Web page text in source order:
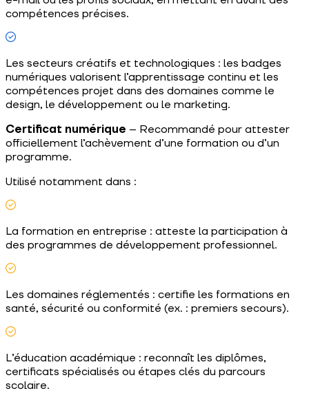
compétences précises.
Les secteurs créatifs et technologiques : les badges
numériques valorisent l’apprentissage continu et les
compétences projet dans des domaines comme le
design, le développement ou le marketing.
Certificat numérique – Recommandé pour attester
officiellement l’achèvement d’une formation ou d’un
programme.
Utilisé notamment dans :
La formation en entreprise : atteste la participation à
des programmes de développement professionnel.
Les domaines réglementés : certifie les formations en
santé, sécurité ou conformité (ex. : premiers secours).
L’éducation académique : reconnaît les diplômes,
certificats spécialisés ou étapes clés du parcours
scolaire.